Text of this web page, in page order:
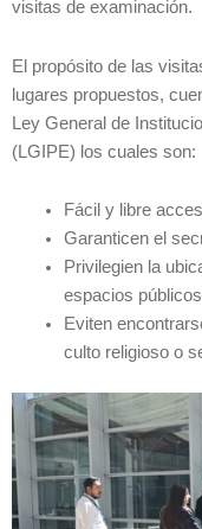
visitas de examinación.
El propósito de las
lugares propuestos,
Ley General de
(LGIPE) los cuales son:
Fácil y libre
Garanticen el
Privilegien la
espacios
Eviten
culto religioso o